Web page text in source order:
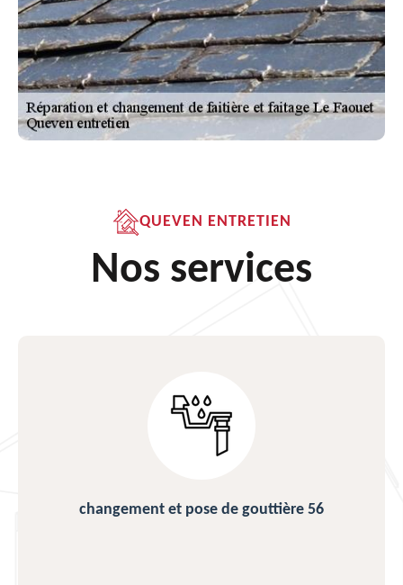
QUEVEN ENTRETIEN
Nos services
changement et pose de gouttière 56